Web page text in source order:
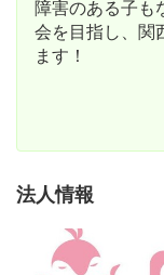
障害のある子も
会を目指し、関
ます！
法人情報